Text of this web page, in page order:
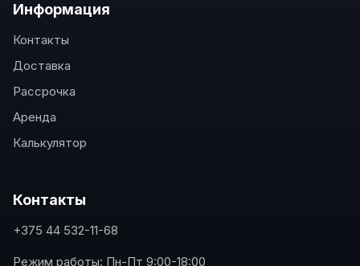
Информация
Контакты
Доставка
Рассрочка
Аренда
Калькулятор
Контакты
+375 44 532-11-68
Режим работы: Пн-Пт 9:00-18:00